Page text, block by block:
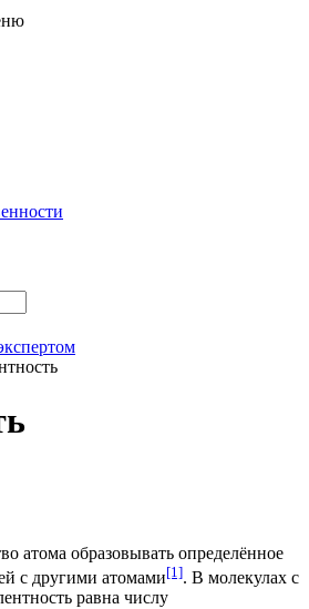
атома образовывать определённое
с другими атомами[1]. В молекулах с
равна числу